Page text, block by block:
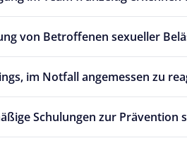
von Betroffenen sexueller
im Notfall angemessen zu
Schulungen zur Prävention